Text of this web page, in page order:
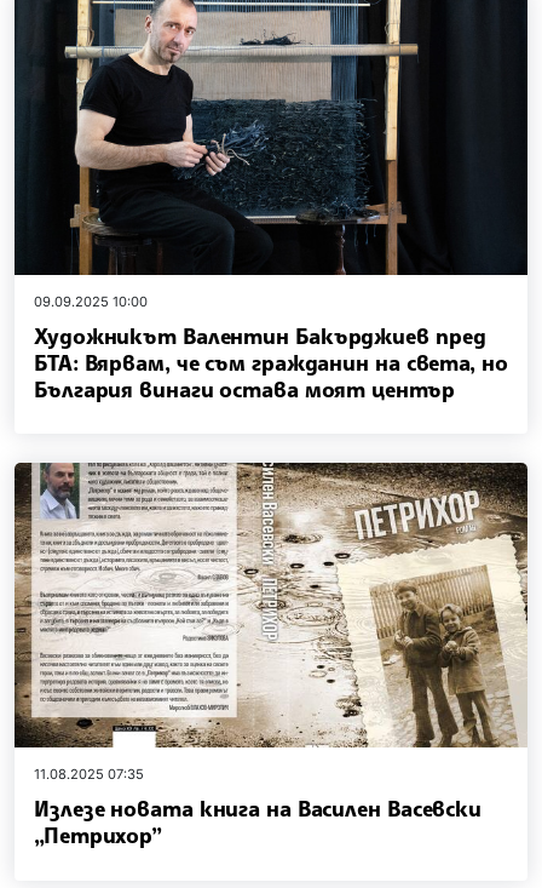
09.09.2025 10:00
Художникът Валентин Бакърджиев пред
БТА: Вярвам, че съм гражданин на света, но
България винаги остава моят център
11.08.2025 07:35
Излезе новата книга на Василен Васевски
„Петрихор”